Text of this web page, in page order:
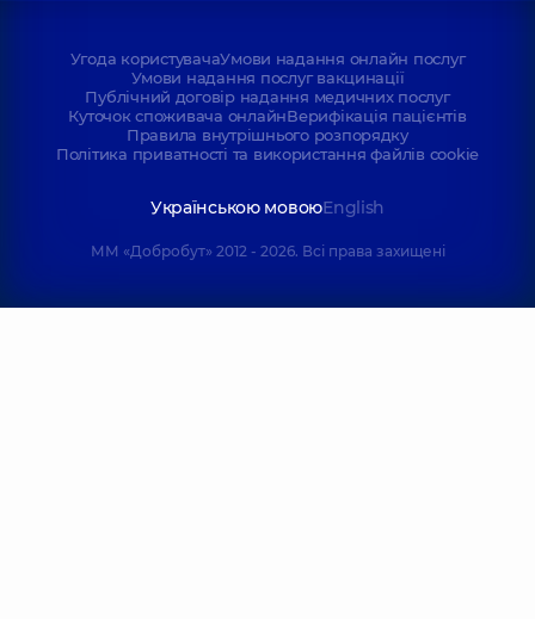
Угода користувачаУмови надання онлайн послуг
Умови надання послуг вакцинації
Публічний договір надання медичних послуг
Куточок споживача онлайнВерифікація пацієнтів
Правила внутрішнього розпорядку
Політика приватності та використання файлів cookie
Українською мовоюEnglish
ММ «Добробут» 2012 - 2026. Всі права захищені